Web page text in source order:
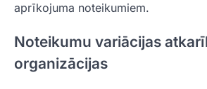
aprīkojuma noteikumiem.
Noteikumu variācijas
organizācijas